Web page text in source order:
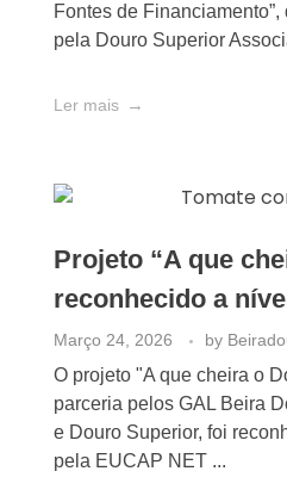
Fontes de
pela Douro Superior
Ler mais
Projeto “A que
reconhecido a
Março 24, 2026 by
O projeto "A que cheira o
parceria pelos GAL Beira
e Douro Superior, foi
pela EUCAP NET ...